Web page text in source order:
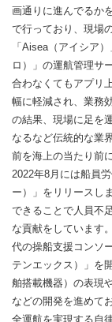
画通りに進んでるか
で行っており、現場
「Aisea（アイシア
ロ）」の運航管理サ
合わなくてもアプリ
幅に軽減され、業務
の結果、現場に足を
なるなど伝統的な業
前を海上の当たり前
2022年8月には船員
ー）」をリリースし
できることで人員不
な貢献をしています
代の操船支援コンソ
テンエックス）」を
舶搭載機器）の表現
などの開発を進めて
全運航を実現する自